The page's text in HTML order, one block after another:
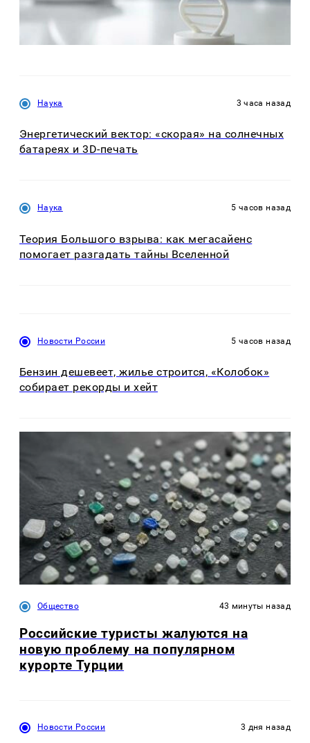
Наука 3 часа назад
Энергетический вектор: «скорая» на солнечных
батареях и 3D-печать
Наука 5 часов назад
Теория Большого взрыва: как мегасайенс
помогает разгадать тайны Вселенной
Новости России 5 часов назад
Бензин дешевеет, жилье строится, «Колобок»
собирает рекорды и хейт
Общество 43 минуты назад
Российские туристы жалуются на
новую проблему на популярном
курорте Турции
Новости России 3 дня назад